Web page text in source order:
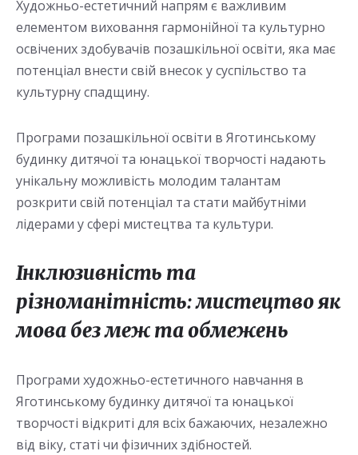
Художньо-естетичний напрям є важливим
елементом виховання гармонійної та культурно
освічених здобувачів позашкільної освіти, яка має
потенціал внести свій внесок у суспільство та
культурну спадщину.
Програми позашкільної освіти в Яготинському
будинку дитячої та юнацької творчості надають
унікальну можливість молодим талантам
розкрити свій потенціал та стати майбутніми
лідерами у сфері мистецтва та культури.
Інклюзивність та
різноманітність: мистецтво як
мова без меж та обмежень
Програми художньо-естетичного навчання в
Яготинському будинку дитячої та юнацької
творчості відкриті для всіх бажаючих, незалежно
від віку, статі чи фізичних здібностей.